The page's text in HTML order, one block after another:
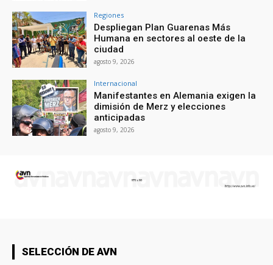
Regiones
Despliegan Plan Guarenas Más
Humana en sectores al oeste de la
ciudad
agosto 9, 2026
Internacional
Manifestantes en Alemania exigen la
dimisión de Merz y elecciones
anticipadas
agosto 9, 2026
SELECCIÓN DE AVN